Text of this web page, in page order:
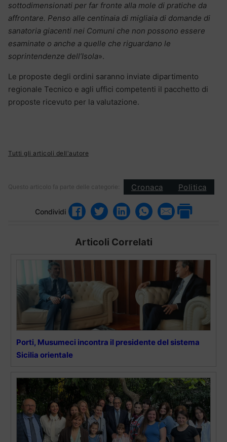
sottodimensionati per far fronte alla mole di pratiche da
affrontare. Penso alle centinaia di migliaia di domande di
sanatoria giacenti nei Comuni che non possono essere
esaminate o anche a quelle che riguardano le
soprintendenze dell’Isola».
Le proposte degli ordini saranno inviate dipartimento
regionale Tecnico e agli uffici competenti il pacchetto di
proposte ricevuto per la valutazione.
Tutti gli articoli dell'autore
Questo articolo fa parte delle categorie: Cronaca Politica
Condividi
Articoli Correlati
Porti, Musumeci incontra il presidente del sistema
Sicilia orientale